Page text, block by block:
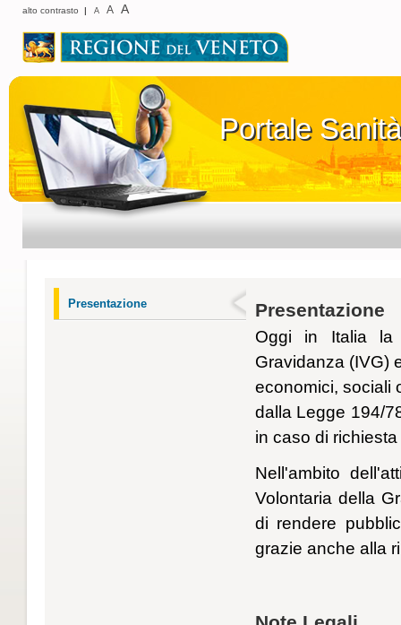
Portale
Portale
alto contrasto | A A A
Presentazione Presentazione
Oggi in Italia la
Gravidanza (IVG)
economici, sociali
dalla Legge 194/
in caso di
Nell'ambito
Volontaria della
di rendere
grazie anche alla